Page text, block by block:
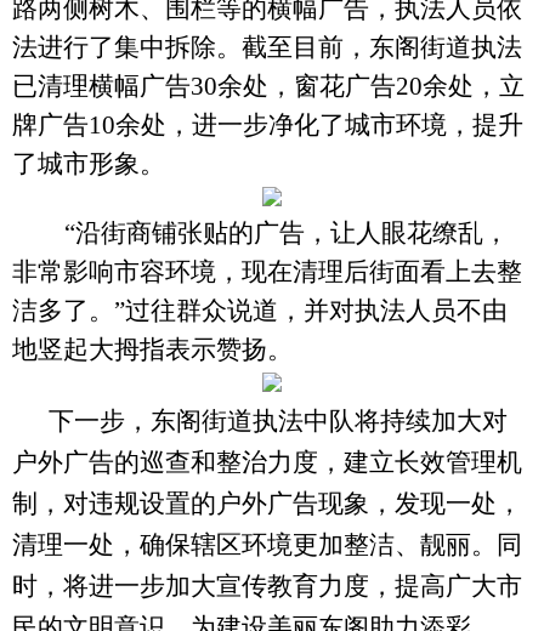
路两侧树木、围栏等的横幅广告，执法人员依
法进行了集中拆除。截至目前，东阁街道执法
已清理横幅广告30余处，窗花广告20余处，立
牌广告10余处，进一步净化了城市环境，提升
了城市形象。
“沿街商铺张贴的广告，让人眼花缭乱，
非常影响市容环境，现在清理后街面看上去整
洁多了。”过往群众说道，并对执法人员不由
地竖起大拇指表示赞扬。
下一步，东阁街道执法中队将持续加大对
户外广告的巡查和整治力度，建立长效管理机
制，对违规设置的户外广告现象，发现一处，
清理一处，确保辖区环境更加整洁、靓丽。同
时，将进一步加大宣传教育力度，提高广大市